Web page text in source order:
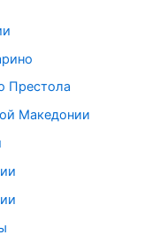
Престола
Македонии